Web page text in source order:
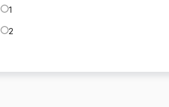
1
2